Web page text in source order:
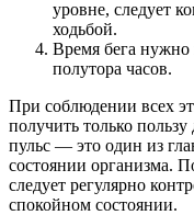
уровне, следует
ходьбой.
Время бега нужно
полутора часов.
При соблюдении всех
получить только
пульс — это один из
состоянии организма.
следует регулярно
спокойном состоянии.